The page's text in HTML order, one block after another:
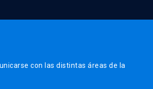
con las distintas áreas de la